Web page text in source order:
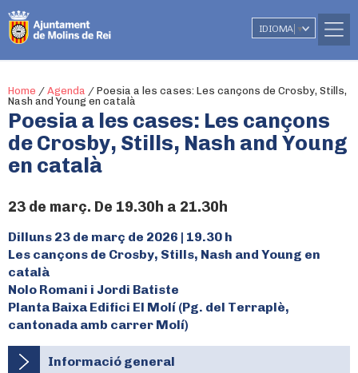
IDIOMA ▼
Home / Agenda / Poesia a les cases: Les cançons de Crosby, Stills,
Nash and Young en català
Poesia a les cases: Les cançons
de Crosby, Stills, Nash and Young
en català
23 de març. De 19.30h a 21.30h
Dilluns 23 de març de 2026 | 19.30 h
Les cançons de Crosby, Stills, Nash and Young en
català
Nolo Romani i Jordi Batiste
Planta Baixa Edifici El Molí (Pg. del Terraplè,
cantonada amb carrer Molí)
Informació general